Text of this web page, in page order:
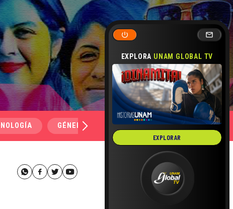
EXPLORA UNAM GLOBAL TV
EXPLORAR
GÉNERO Y SEXUALIDAD SALUD